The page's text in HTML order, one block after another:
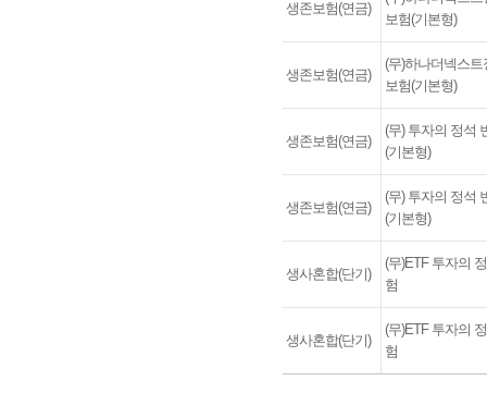
생존보험(연금)
보험(기본형)
생존보험(연금)
(무)하나더넥스
보험(기본형)
생존보험(연금)
(무) 투자의 정석
(기본형)
생존보험(연금)
(무) 투자의 정석
(기본형)
생사혼합(단기)
(무)ETF 투자의
험
생사혼합(단기)
(무)ETF 투자의
험